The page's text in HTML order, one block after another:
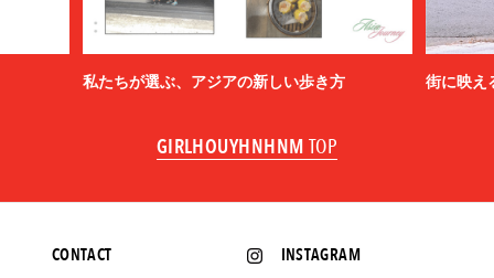
私たちが選ぶ、アジアの新しい歩き方 街に映え
GIRLHOUYHNHNM TOP
INSTAGRAM
CONTACT